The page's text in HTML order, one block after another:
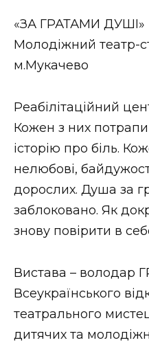
НОВИНИ
ФОТО
ВІДЕО
«ЗА ГРАТАМИ ДУШІ»
Молодіжний театр-
м.Мукачево
Реабілітаційний
Кожен з них
історію про біль.
нелюбові,
дорослих. Душа за
заблоковано. Як
знову повірити в
Вистава – володар
Всеукраїнського
театрального
дитячих та